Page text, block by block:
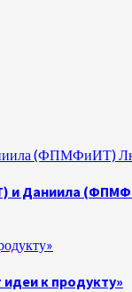
(ФПМФиИТ)
и Даниила
к продукту»